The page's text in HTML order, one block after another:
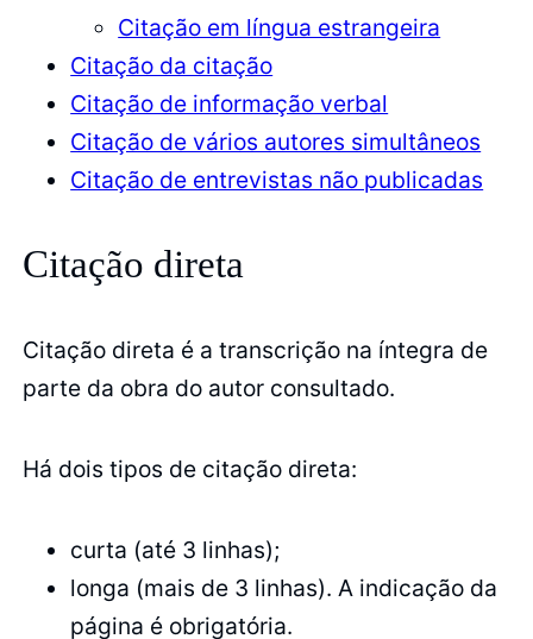
Citação em língua estrangeira
Citação da citação
Citação de informação verbal
Citação de vários autores simultâneos
Citação de entrevistas não publicadas
Citação direta
Citação direta é a transcrição na íntegra de
parte da obra do autor consultado.
Há dois tipos de citação direta:
curta (até 3 linhas);
longa (mais de 3 linhas). A indicação da
página é obrigatória.